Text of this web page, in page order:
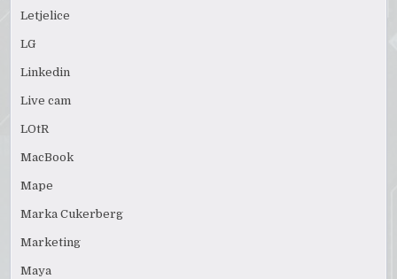
Letjelice
LG
Linkedin
Live cam
LOtR
MacBook
Mape
Marka Cukerberg
Marketing
Maya